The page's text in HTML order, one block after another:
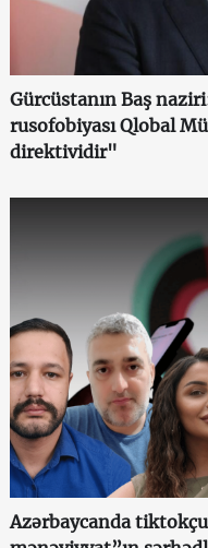
Gürcüstanın Baş
rusofobiyası Qlobal
direktividir"
Azərbaycanda